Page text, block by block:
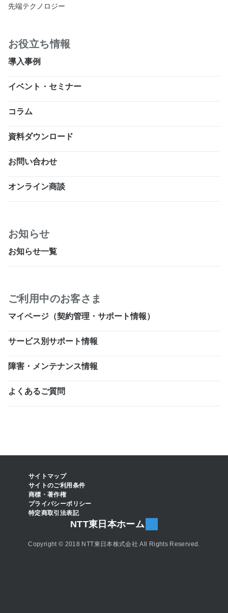
先端テクノロジー
お役立ち情報
導入事例
イベント・セミナー
コラム
資料ダウンロード
お問い合わせ
オンライン商談
お知らせ
お知らせ一覧
ご利用中のお客さま
マイページ（契約管理・サポート情報）
サービス別サポート情報
障害・メンテナンス情報
よくあるご質問
サイトマップ
サイトのご利用条件
商標・著作権
プライバシーポリシー
特定商取引法表記
NTT東日本ホーム
Copyright © 2018 NTT東日本株式会社 All Rights Reserved.